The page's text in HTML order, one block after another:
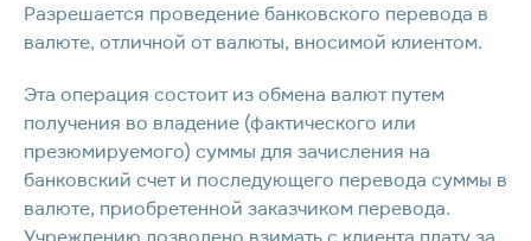
Разрешается проведение банковского перевода в
валюте, отличной от валюты, вносимой клиентом.
Эта операция состоит из обмена валют путем
получения во владение (фактического или
презюмируемого) суммы для зачисления на
банковский счет и последующего перевода суммы в
валюте, приобретенной заказчиком перевода.